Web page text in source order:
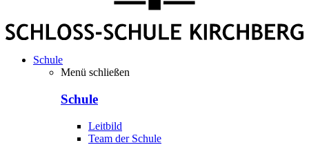
Schule
Menü schließen
Schule
Leitbild
Team der Schule